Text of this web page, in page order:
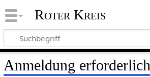
Roter Kreis
Anmeldung erforderlich